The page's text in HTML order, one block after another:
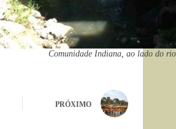
Comunidade Indiana, ao lado do
PRÓXIMO